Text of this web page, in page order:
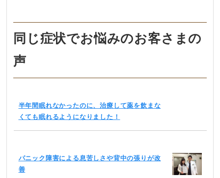
同じ症状でお悩みのお客さまの
声
半年間眠れなかったのに、治療して薬を飲まな
くても眠れるようになりました！
パニック障害による息苦しさや背中の張りが改
善